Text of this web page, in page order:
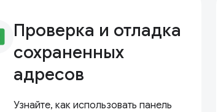
Проверка и отладка
сохраненных
адресов
Узнайте, как использовать панель